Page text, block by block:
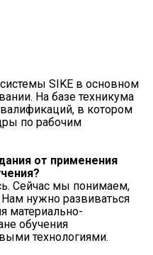
SIKE в основном
На базе техникума
в котором
по рабочим
от применения
Сейчас мы понимаем,
нужно развиваться
материально-
обучения
технологиями.